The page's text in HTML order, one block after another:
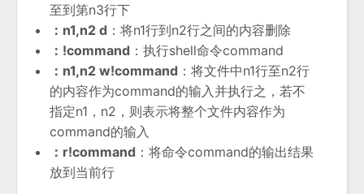
至到第n3行下
：n1,n2 d ：将n1行到n2行之间的内容删除
：!command ：执行shell命令command
：n1,n2 w!command ：将文件中n1行至n2行
的内容作为command的输入并执行之，若不
指定n1，n2，则表示将整个文件内容作为
command的输入
：r!command ：将命令command的输出结果
放到当前行